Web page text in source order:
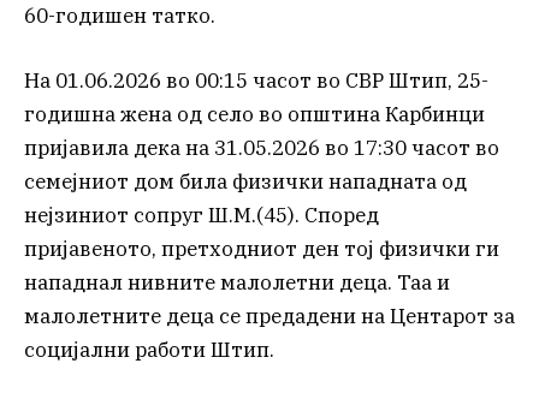
60-годишен татко.
На 01.06.2026 во 00:15 часот во СВР Штип, 25-
годишна жена од село во општина Карбинци
пријавила дека на 31.05.2026 во 17:30 часот во
семејниот дом била физички нападната од
нејзиниот сопруг Ш.М.(45). Според
пријавеното, претходниот ден тој физички ги
нападнал нивните малолетни деца. Таа и
малолетните деца се предадени на Центарот за
социјални работи Штип.